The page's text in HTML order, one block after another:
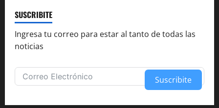
SUSCRIBITE
Ingresa tu correo para estar al tanto de todas las
noticias
Suscribite